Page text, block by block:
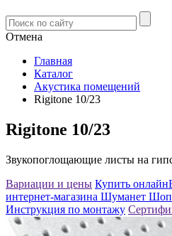
Отмена
Главная
Каталог
Акустика помещений
Rigitone 10/23
Rigitone 10/23
Звукопоглощающие листы на
Вариации и цены Купить онлайн
интернет-магазина Шуманет Шоп
Инструкция по монтажу